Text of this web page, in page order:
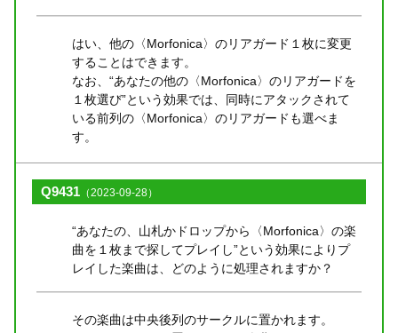
はい、他の〈Morfonica〉のリアガード１枚に変更
することはできます。
なお、“あなたの他の〈Morfonica〉のリアガードを
１枚選び”という効果では、同時にアタックされて
いる前列の〈Morfonica〉のリアガードも選べま
す。
Q9431 （2023-09-28）
“あなたの、山札かドロップから〈Morfonica〉の楽
曲を１枚まで探してプレイし”という効果によりプ
レイした楽曲は、どのように処理されますか？
その楽曲は中央後列のサークルに置かれます。